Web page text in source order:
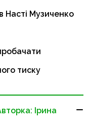
Насті Музиченко
тиску
Ірина